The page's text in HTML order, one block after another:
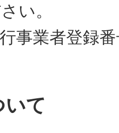
い。
事業者登録
て